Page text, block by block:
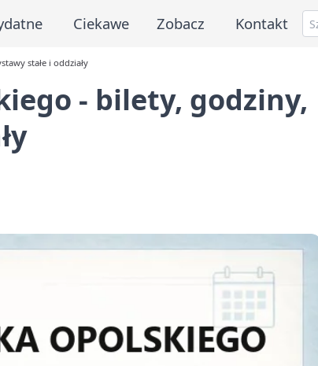
Ciekawe Zobacz Kontakt
stałe i oddziały
- bilety, godziny,